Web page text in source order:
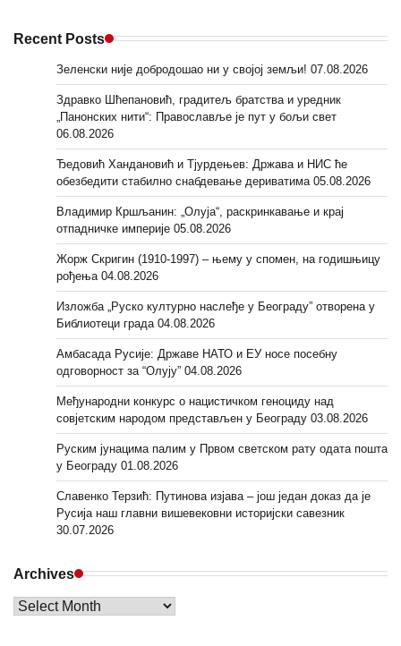
Recent Posts
Зеленски није добродошао ни у својој земљи! 07.08.2026
Здравко Шћепановић, градитељ братства и уредник
„Панонских нити“: Православље је пут у бољи свет
06.08.2026
Ђедовић Хандановић и Тјурдењев: Држава и НИС ће
обезбедити стабилно снабдевање дериватима 05.08.2026
Владимир Кршљанин: „Олуја“, раскринкавање и крај
отпадничке империје 05.08.2026
Жорж Скригин (1910-1997) – њему у спомен, на годишњицу
рођења 04.08.2026
Изложба „Руско културно наслеђе у Београду” отворена у
Библиотеци града 04.08.2026
Амбасада Русије: Државе НАТО и ЕУ носе посебну
одговорност за “Олују” 04.08.2026
Међународни конкурс о нацистичком геноциду над
совјетским народом представљен у Београду 03.08.2026
Руским јунацима палим у Првом светском рату одата пошта
у Београду 01.08.2026
Славенко Терзић: Путинова изјава – још један доказ да је
Русија наш главни вишевековни историјски савезник
30.07.2026
Archives
Archives